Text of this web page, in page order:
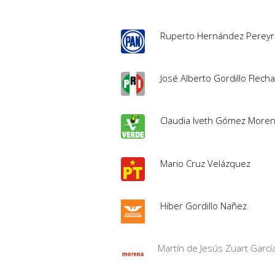
Ruperto Hernández
José Alberto Gordillo Flecha
Claudia Iveth Gómez
Mario Cruz Velázquez
Hiber Gordillo Nañez
Martín de Jesús Zuart